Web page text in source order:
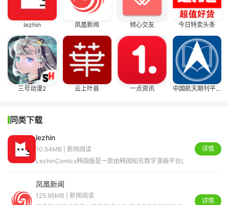
lezhin 凤凰新闻 倾心交友 今日特卖头条
三号动漫2 云上叶县 一点资讯 中国航天期刊平台
同类下载
lezhin
10.54MB | 新闻阅读
LezhinComics韩国版是一款由韩国知名数字漫画平台L
详情
凤凰新闻
125.95MB | 新闻阅读
详情